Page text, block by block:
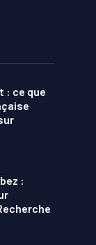
: ce que
: